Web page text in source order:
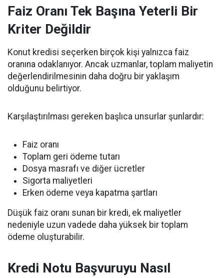
Faiz Oranı Tek Başına Yeterli Bir
Kriter Değildir
Konut kredisi seçerken birçok kişi yalnızca faiz
oranına odaklanıyor. Ancak uzmanlar, toplam maliyetin
değerlendirilmesinin daha doğru bir yaklaşım
olduğunu belirtiyor.
Karşılaştırılması gereken başlıca unsurlar şunlardır:
Faiz oranı
Toplam geri ödeme tutarı
Dosya masrafı ve diğer ücretler
Sigorta maliyetleri
Erken ödeme veya kapatma şartları
Düşük faiz oranı sunan bir kredi, ek maliyetler
nedeniyle uzun vadede daha yüksek bir toplam
ödeme oluşturabilir.
Kredi Notu Başvuruyu Nasıl